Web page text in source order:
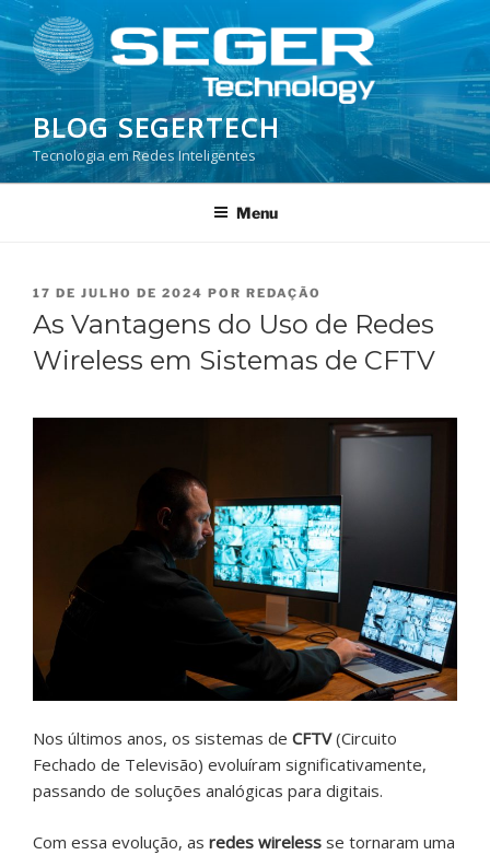
Pular
para
o
conteúdo
BLOG SEGERTECH
Tecnologia em Redes Inteligentes
Menu
PUBLICADO
EM
17 DE JULHO DE 2024 POR REDAÇÃO
As Vantagens do Uso de Redes
Wireless em Sistemas de CFTV
Nos últimos anos, os sistemas de CFTV(Circuito
Fechado de Televisão) evoluíram significativamente,
passando de soluções analógicas para digitais.
Com essa evolução, as redes wireless se tornaram uma